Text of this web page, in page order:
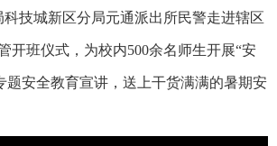
技城新区分局元通派出所民警走进辖区
开班仪式，为校内500余名师生开展“安
题安全教育宣讲，送上干货满满的暑期安